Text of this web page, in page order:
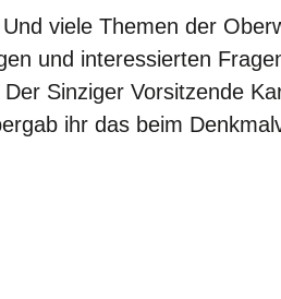
viele Themen der
und interessierten
Sinziger Vorsitzende
ihr das beim